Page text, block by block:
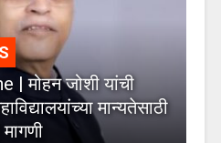
| मोहन जोशी यांची
मान्यतेसाठी